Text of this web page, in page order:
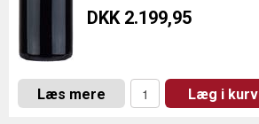
DKK 2.199,95
Læs mere Læg i kurv